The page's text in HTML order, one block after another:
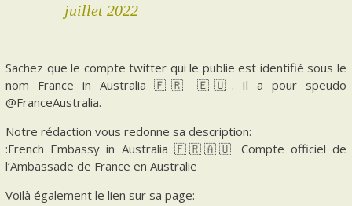
juillet 2022
Sachez que le compte twitter qui le publie est identifié sous le
nom France in Australia 🇫🇷 🇪🇺. Il a pour speudo
@FranceAustralia.
Notre rédaction vous redonne sa description:
:French Embassy in Australia 🇫🇷🇦🇺 Compte officiel de
l’Ambassade de France en Australie
Voilà également le lien sur sa page: